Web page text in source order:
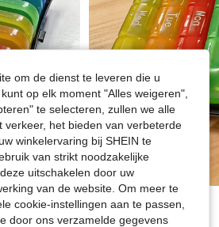
om de dienst te leveren die u
op elk moment "Alles weigeren",
te selecteren, zullen we alle
het bieden van verbeterde
winkelervaring bij SHEIN te
van strikt noodzakelijke
uitschakelen door uw
van de website. Om meer te
cookie-instellingen aan te passen,
door ons verzamelde gegevens